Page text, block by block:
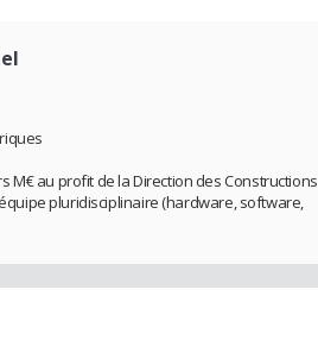
M€ au profit de la Direction des Constructions
pluridisciplinaire (hardware, software,